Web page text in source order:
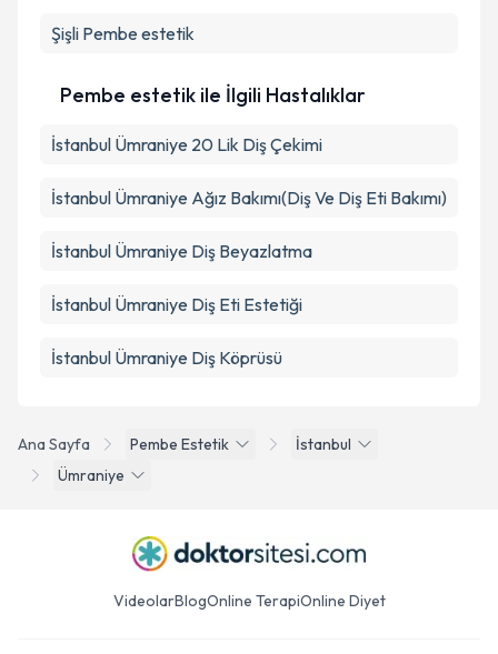
Ana Sayfa Pembe Estetik
İstanbul
Ümraniye
Şişli Pembe estetik
Pembe estetik ile İlgili Hastalıklar
İstanbul Ümraniye 20 Lik Diş Çekimi
İstanbul Ümraniye Ağız Bakımı(Diş Ve Diş Eti Bakımı)
İstanbul Ümraniye Diş Beyazlatma
İstanbul Ümraniye Diş Eti Estetiği
İstanbul Ümraniye Diş Köprüsü
VideolarBlogOnline TerapiOnline Diyet